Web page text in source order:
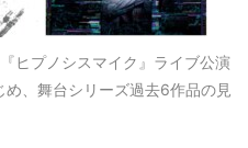
『ヒプノシスマイク』ライブ公演
、舞台シリーズ過去6作品の見